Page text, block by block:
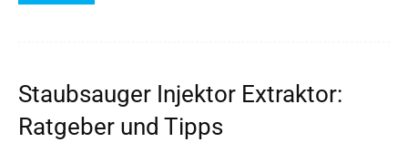
Staubsauger Injektor Extraktor:
Ratgeber und Tipps